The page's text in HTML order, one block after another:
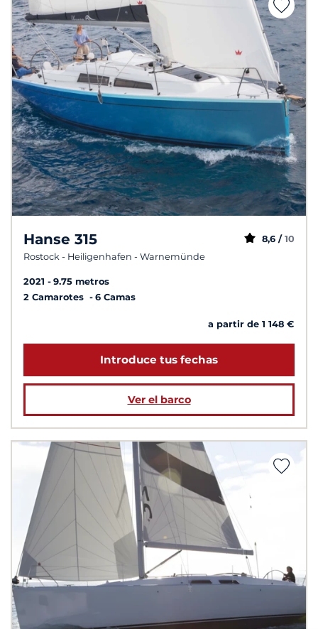
Hanse 315
Rostock - Heiligenhafen - Warnemünde
8,6 / 10
2021
9.75 metros
2 Camarotes
6 Camas
a partir de 1 148 €
Introduce tus fechas
Ver el barco